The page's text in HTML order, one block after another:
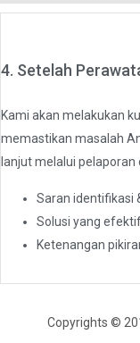
4. Setelah
Kami akan melakukan
memastikan masalah
lanjut melalui pelaporan
Saran identifikasi
Solusi yang
Ketenangan
Copyrights ©